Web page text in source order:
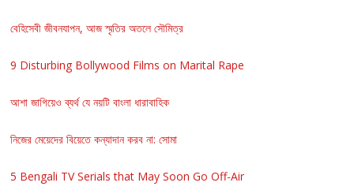
বেহিসেবী জীবনযাপন, আজ স্মৃতির অতলে সৌমিত্র
9 Disturbing Bollywood Films on Marital Rape
আশা জাগিয়েও ব্যর্থ যে নয়টি বাংলা ধারাবাহিক
নিজের মেয়েদের বিয়েতে কন্যাদান করব না: সোমা
5 Bengali TV Serials that May Soon Go Off-Air